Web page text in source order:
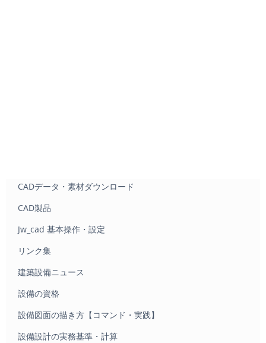
CADデータ・素材ダウンロード
CAD製品
Jw_cad 基本操作・設定
リンク集
建築設備ニュース
設備の資格
設備図面の描き方【コマンド・実践】
設備設計の実務基準・計算